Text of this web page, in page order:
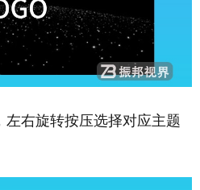
右旋转按压选择对应主题